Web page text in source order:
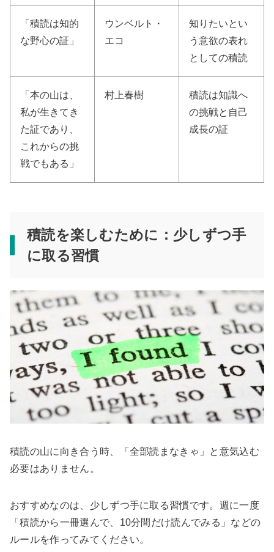
「積読は知的
な野心の証」
ウンベルト・
エコ
知りたいとい
う意欲の表れ
としての積読
「本の山は、
私が生きてき
た証であり、
これからの挑
戦でもある」
村上春樹
積読は知識へ
の挑戦と自己
成長の証
積読を楽しむために：少しずつ手
に取る習慣
積読の山に向き合う時、「全部読まなきゃ」と意気込む
必要はありません。
おすすめなのは、少しずつ手に取る習慣です。週に一度
「積読から一冊選んで、10分間だけ読んでみる」などの
ルールを作ってみてください。